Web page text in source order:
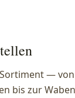
—
bis zur